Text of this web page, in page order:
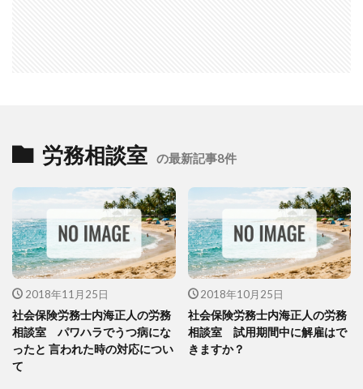
労務相談室 の最新記事8件
2018年11月25日
社会保険労務士内海正人の労務
相談室 パワハラでうつ病にな
ったと 言われた時の対応につい
て
2018年10月25日
社会保険労務士内海正人の労務
相談室 試用期間中に解雇はで
きますか？